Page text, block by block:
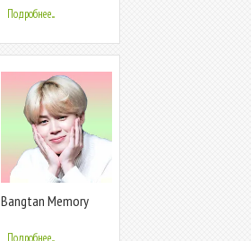
Подробнее...
Bangtan Memory
Подробнее...